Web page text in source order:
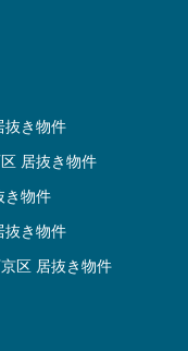
抜き物件
居抜き物件
き物件
抜き物件
区 居抜き物件